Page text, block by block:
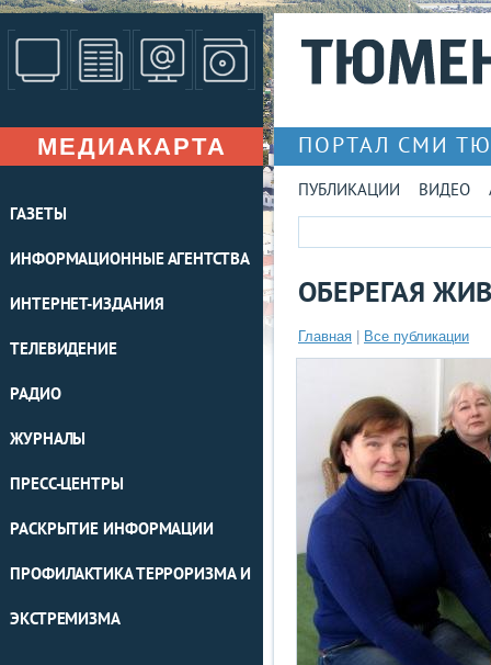
МЕДИАКАРТА
ГАЗЕТЫ
ИНФОРМАЦИОННЫЕ АГЕНТСТВА
ИНТЕРНЕТ-ИЗДАНИЯ
ТЕЛЕВИДЕНИЕ
РАДИО
ЖУРНАЛЫ
ПРЕСС-ЦЕНТРЫ
РАСКРЫТИЕ ИНФОРМАЦИИ
ПРОФИЛАКТИКА ТЕРРОРИЗМА И
ЭКСТРЕМИЗМА
ПОРТАЛ СМИ
ПУБЛИКАЦИИ ВИДЕО
ОБЕРЕГАЯ
Главная Все публикации